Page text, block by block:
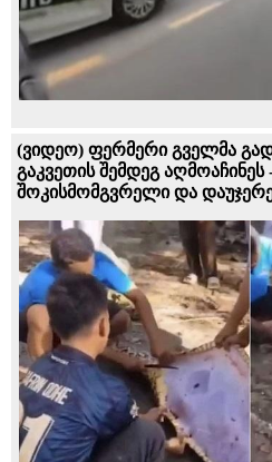
(ვიდეო) ფერმერი გველმა
გაკვეთის შემდეგ
შოკისმომგვრელი და